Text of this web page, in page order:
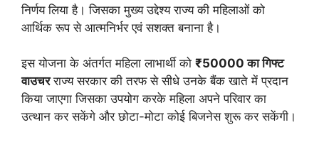
निर्णय लिया है। जिसका मुख्य उद्देश्य राज्य की महिलाओं को
आर्थिक रूप से आत्मनिर्भर एवं सशक्त बनाना है।
इस योजना के अंतर्गत महिला लाभार्थी को ₹50000 का गिफ्ट
वाउचरराज्य सरकार की तरफ से सीधे उनके बैंक खाते में प्रदान
किया जाएगा जिसका उपयोग करके महिला अपने परिवार का
उत्थान कर सकेंगे और छोटा-मोटा कोई बिजनेस शुरू कर सकेंगी।